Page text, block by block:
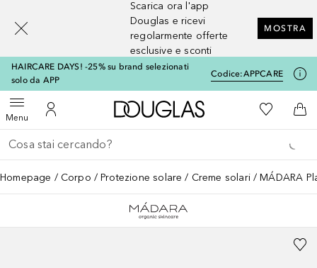
Scarica ora l'app
Douglas e ricevi
regolarmente offerte
esclusive e sconti
MOSTRA
HAIRCARE DAYS! -25% su brand selezionati
solo da APP
Codice:APPCARE
MenuApri menuAl Mio Account
A Douglas HomeAlla Mia
Al
Torna indietro
Esegui ricerca
Homepage Corpo Protezione solare Creme solari MÁDARA
[navigation.slideout.screenreader]